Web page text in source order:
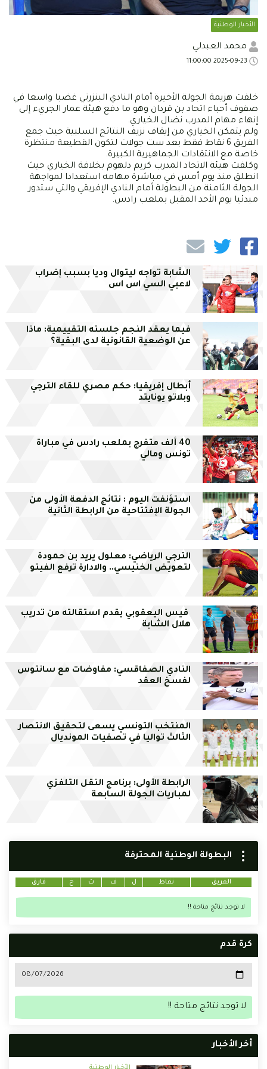
الأخبار الوطنية
محمد العبدلي
خلفت هزيمة الجولة الأخيرة أمام النادي البنزرتي غضبا واسعا في
صفوف أحباء اتحاد بن قردان وهو ما دفع هيئة عمار الجريء إلى
إنهاء مهام المدرب نضال الخياري.
ولم يتمكن الخياري من إيقاف نزيف النتائج السلبية حيث جمع
الفريق 6 نقاط فقط بعد ست جولات لتكون القطيعة منتظرة
خاصة مع الانتقادات الجماهيرية الكبيرة.
وكلفت هيئة الاتحاد المدرب كريم دلهوم بخلافة الخياري حيث
انطلق منذ يوم أمس في مباشرة مهامه استعدادا لمواجهة
الجولة الثامنة من البطولة أمام النادي الإفريقي والتي ستدور
مبدئيا يوم الأحد المقبل بملعب رادس.
الشابة تواجه ليتوال وديا بسبب إضراب
لاعبي السي اس اس
فيما يعقد النجم جلسته التقييمية: ماذا
عن الوضعية القانونية لدى البقية؟
أبطال إفريقيا: حكم مصري للقاء الترجي
وبلاتو يونايتد
40 ألف متفرج بملعب رادس في مباراة
تونس ومالي
استؤنفت اليوم : نتائج الدفعة الأولى من
الجولة الإفتتاحية من الرابطة الثانية
الترجي الرياضي: معلول يريد بن حمودة
لتعويض الخنيسي.. والادارة ترفع الفيتو
قيس اليعقوبي يقدم استقالته من تدريب
هلال الشابة
النادي الصفاقسي: مفاوضات مع سانتوس
لفسخ العقد
المنتخب التونسي يسعى لتحقيق الانتصار
الثالث تواليا في تصفيات المونديال
الرابطة الأولى: برنامج النقل التلفزي
لمباريات الجولة السابعة
البطولة الوطنية المحترفة
الفريق نقاط ل ف ت خ فارق
لا توجد نتائج متاحة !!
كرة قدم
لا توجد نتائج متاحة !!
أخر الأخبار
الأخبار الوطنية